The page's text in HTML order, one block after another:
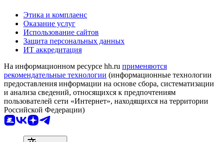
Этика и комплаенс
Оказание услуг
Использование сайтов
Защита персональных данных
ИТ аккредитация
На информационном ресурсе hh.ru применяются
рекомендательные технологии (информационные технологии
предоставления информации на основе сбора, систематизации
и анализа сведений, относящихся к предпочтениям
пользователей сети «Интернет», находящихся на территории
Российской Федерации)